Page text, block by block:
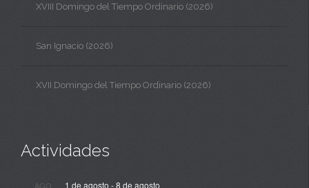
XVIII Domingo del Tiempo Ordinario (2026)
San Ignacio (2026)
XVII Domingo del Tiempo Ordinario (2026)
Actividades
AGO 1 de agosto -8 de agosto